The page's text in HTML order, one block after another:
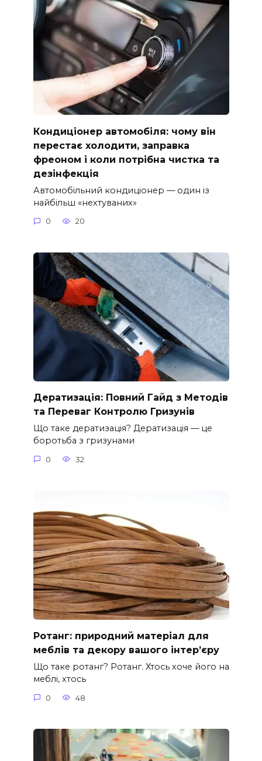
Кондиціонер автомобіля: чому він
перестає холодити, заправка
фреоном і коли потрібна чистка та
дезінфекція
Автомобільний кондиціонер — один із
найбільш «нехтуваних»
0 20
Дератизація: Повний Гайд з Методів
та Переваг Контролю Гризунів
Що таке дератизація? Дератизація — це
боротьба з гризунами
0 32
Ротанг: природний матеріал для
меблів та декору вашого інтер’єру
Що таке ротанг? Ротанг. Хтось хоче його на
меблі, хтось
0 48